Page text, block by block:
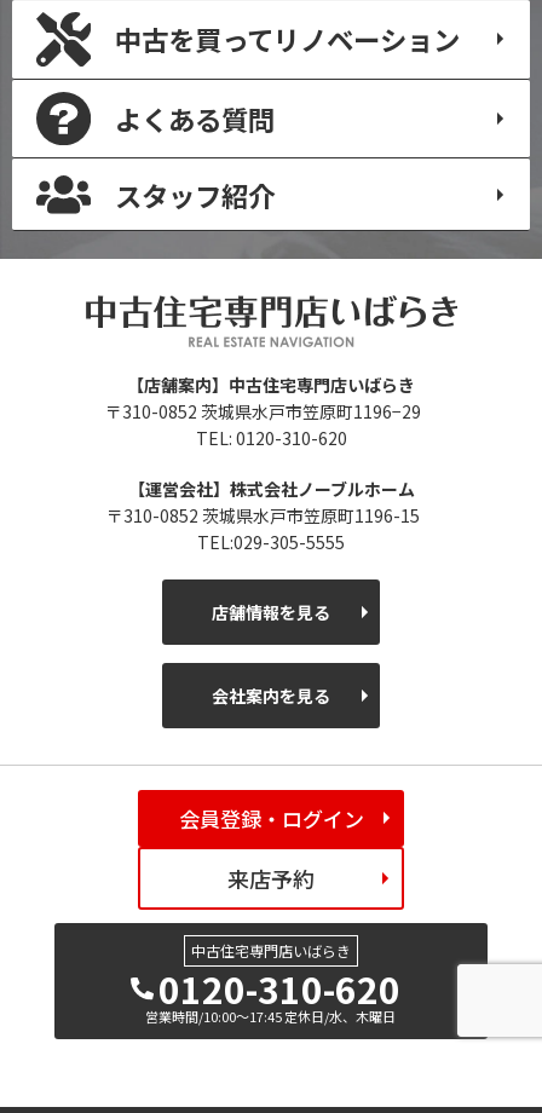
中古を買ってリノベーション
よくある質問
スタッフ紹介
【店舗案内】中古住宅専門店いばらき
〒310-0852 茨城県水戸市笠原町1196−29
TEL: 0120-310-620
【運営会社】株式会社ノーブルホーム
〒310-0852 茨城県水戸市笠原町1196-15
TEL:029-305-5555
店舗情報を見る
会社案内を見る
会員登録・ログイン
来店予約
中古住宅専門店いばらき
0120-310-620
営業時間/10:00～17:45 定休日/水、木曜日